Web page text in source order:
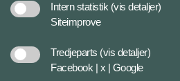
Intern statistik (vis detaljer)
Siteimprove
Tredjeparts (vis detaljer)
Facebook | x | Google